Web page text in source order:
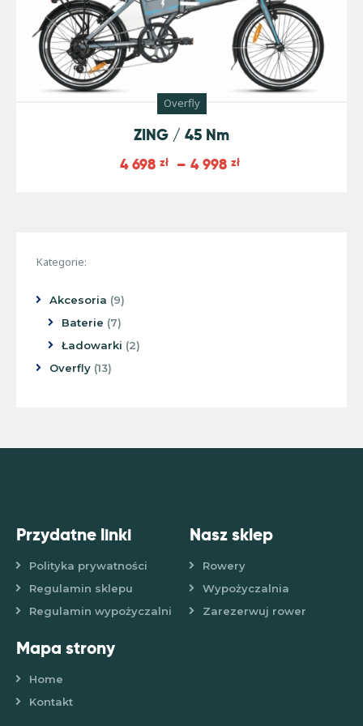
Overfly
ZING / 45 Nm
4 698 zł – 4 998 zł
Kategorie:
Akcesoria 9
Baterie
7
Ładowarki
2
Overfly 13
Przydatne linki
Polityka prywatności
Regulamin sklepu
Regulamin wypożyczalni
Nasz sklep
Rowery
Wypożyczalnia
Zarezerwuj rower
Mapa strony
Home
Kontakt